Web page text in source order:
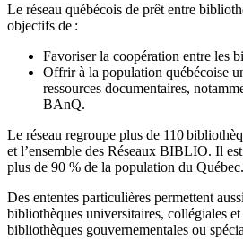
Le réseau québécois de prêt entre
objectifs de :
Favoriser la coopération entre les
Offrir à la population québécoise
ressources documentaires,
BAnQ.
Le réseau regroupe plus de 110bibliothè
et l’ensemble des Réseaux BIBLIO. Il
plus de 90 % de la population du Québec.
Des ententes particulières permettent
bibliothèques universitaires, collégiales et
bibliothèques gouvernementales ou